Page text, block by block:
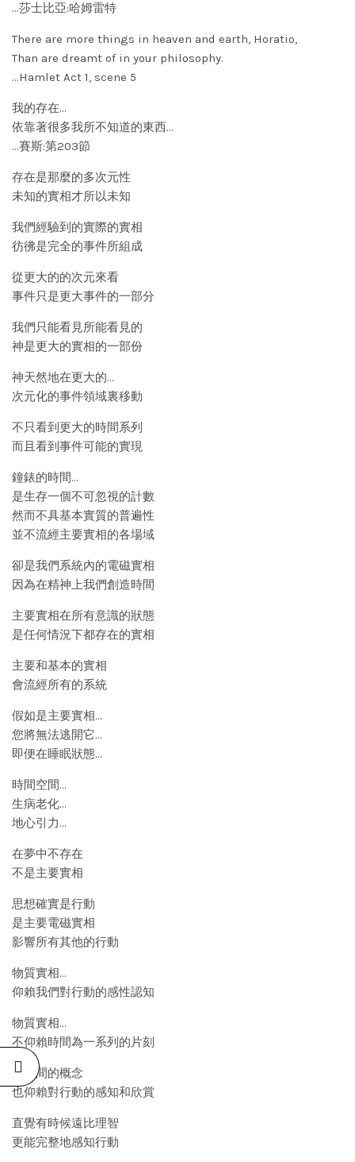
…莎士比亞:哈姆雷特
There are more things in heaven and earth, Horatio,
Than are dreamt of in your philosophy.
…Hamlet Act 1, scene 5
我的存在…
依靠著很多我所不知道的東西…
…賽斯:第203節
存在是那麼的多次元性
未知的實相才所以未知
我們經驗到的實際的實相
彷彿是完全的事件所組成
從更大的的次元來看
事件只是更大事件的一部分
我們只能看見所能看見的
神是更大的實相的一部份
神天然地在更大的…
次元化的事件領域裏移動
不只看到更大的時間系列
而且看到事件可能的實現
鐘錶的時間…
是生存一個不可忽視的計數
然而不具基本實質的普遍性
並不流經主要實相的各場域
卻是我們系統內的電磁實相
因為在精神上我們創造時間
主要實相在所有意識的狀態
是任何情況下都存在的實相
主要和基本的實相
會流經所有的系統
假如是主要實相…
您將無法逃開它…
即便在睡眠狀態…
時間空間…
生病老化…
地心引力…
在夢中不存在
不是主要實相
思想確實是行動
是主要電磁實相
影響所有其他的行動
物質實相…
仰賴我們對行動的感性認知
物質實相…
不仰賴時間為一系列的片刻
對時間的概念
也仰賴對行動的感知和欣賞
直覺有時候遠比理智
更能完整地感知行動